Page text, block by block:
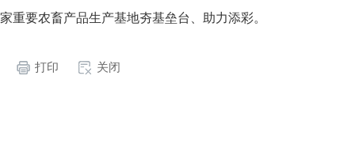
家重要农畜产品生产基地夯基垒台、助力添彩。
打印 关闭